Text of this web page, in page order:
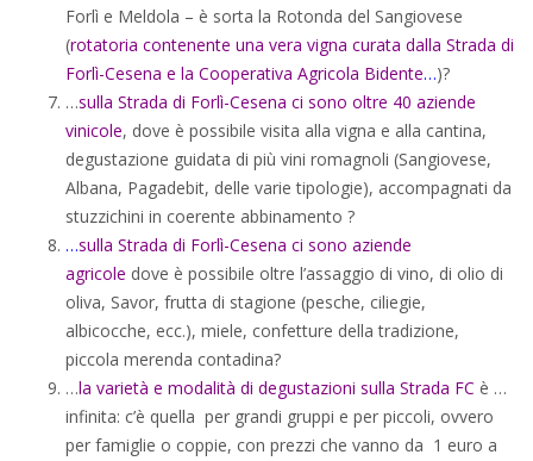
Forlì e Meldola – è sorta la Rotonda del Sangiovese
(rotatoria contenente una vera vigna curata dalla Strada di
Forlì-Cesena e la Cooperativa Agricola Bidente…)?
…sulla Strada di Forlì-Cesena ci sono oltre 40 aziende
vinicole, dove è possibile visita alla vigna e alla cantina,
degustazione guidata di più vini romagnoli (Sangiovese,
Albana, Pagadebit, delle varie tipologie), accompagnati da
stuzzichini in coerente abbinamento ?
…sulla Strada di Forlì-Cesena ci sono aziende
agricole dove è possibile oltre l’assaggio di vino, di olio di
oliva, Savor, frutta di stagione (pesche, ciliegie,
albicocche, ecc.), miele, confetture della tradizione,
piccola merenda contadina?
…la varietà e modalità di degustazioni sulla Strada FC è …
infinita: c’è quella per grandi gruppi e per piccoli, ovvero
per famiglie o coppie, con prezzi che vanno da 1 euro a